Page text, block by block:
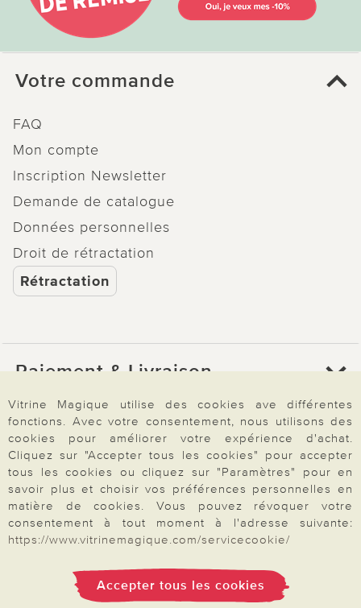
Votre commande
FAQ
Mon compte
Inscription Newsletter
Demande de catalogue
Données personnelles
Droit de rétractation
Rétractation
Paiement & Livraison
À propos de nous
Besoin d'aide?
Mentions légales|CGV|Données & liberté|Vie privée & cookies
Vitrine Magique utilise des cookies ave différentes
fonctions. Avec votre consentement, nous utilisons des
cookies pour améliorer votre expérience d'achat.
Cliquez sur "Accepter tous les cookies" pour accepter
tous les cookies ou cliquez sur "Paramètres" pour en
savoir plus et choisir vos préférences personnelles en
matière de cookies. Vous pouvez révoquer votre
consentement à tout moment à l'adresse suivante:
https://www.vitrinemagique.com/servicecookie/
Accepter tous les cookies